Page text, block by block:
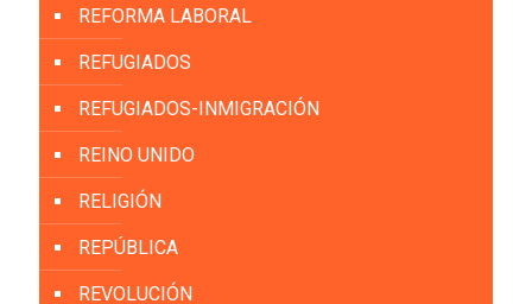
REFORMA LABORAL
REFUGIADOS
REFUGIADOS-INMIGRACIÓN
REINO UNIDO
RELIGIÓN
REPÚBLICA
REVOLUCIÓN